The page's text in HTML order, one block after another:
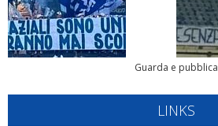
Guarda e pubblica
LINKS